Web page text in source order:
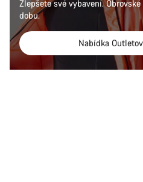
Zlepšete své vybavení.
dobu.
Nabídka